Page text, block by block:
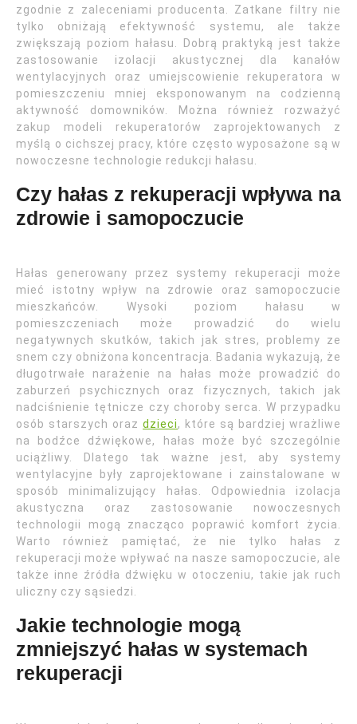
zgodnie z zaleceniami producenta. Zatkane filtry nie
tylko obniżają efektywność systemu, ale także
zwiększają poziom hałasu. Dobrą praktyką jest także
zastosowanie izolacji akustycznej dla kanałów
wentylacyjnych oraz umiejscowienie rekuperatora w
pomieszczeniu mniej eksponowanym na codzienną
aktywność domowników. Można również rozważyć
zakup modeli rekuperatorów zaprojektowanych z
myślą o cichszej pracy, które często wyposażone są w
nowoczesne technologie redukcji hałasu.
Czy hałas z rekuperacji wpływa na
zdrowie i samopoczucie
Hałas generowany przez systemy rekuperacji może
mieć istotny wpływ na zdrowie oraz samopoczucie
mieszkańców. Wysoki poziom hałasu w
pomieszczeniach może prowadzić do wielu
negatywnych skutków, takich jak stres, problemy ze
snem czy obniżona koncentracja. Badania wykazują, że
długotrwałe narażenie na hałas może prowadzić do
zaburzeń psychicznych oraz fizycznych, takich jak
nadciśnienie tętnicze czy choroby serca. W przypadku
osób starszych oraz dzieci, które są bardziej wrażliwe
na bodźce dźwiękowe, hałas może być szczególnie
uciążliwy. Dlatego tak ważne jest, aby systemy
wentylacyjne były zaprojektowane i zainstalowane w
sposób minimalizujący hałas. Odpowiednia izolacja
akustyczna oraz zastosowanie nowoczesnych
technologii mogą znacząco poprawić komfort życia.
Warto również pamiętać, że nie tylko hałas z
rekuperacji może wpływać na nasze samopoczucie, ale
także inne źródła dźwięku w otoczeniu, takie jak ruch
uliczny czy sąsiedzi.
Jakie technologie mogą
zmniejszyć hałas w systemach
rekuperacji